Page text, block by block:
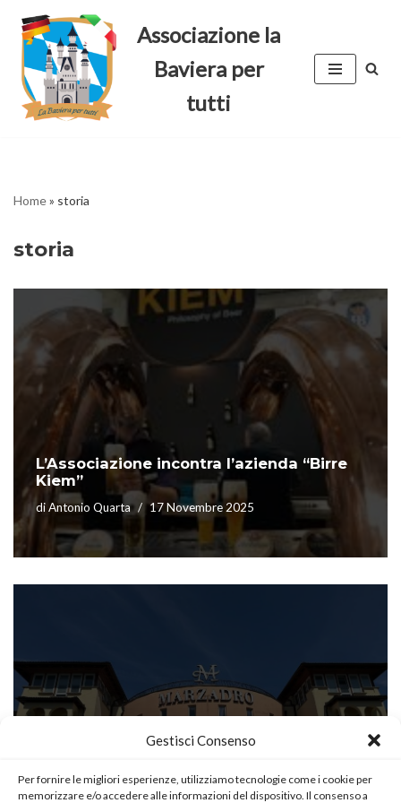
Gestisci Consenso
Per fornire le migliori esperienze, utilizziamo tecnologie come i cookie per
memorizzare e/o accedere alle informazioni del dispositivo. Il consenso a
Vai
contenuto
Associazione la
Baviera per
tutti
Home» storia
storia
L’Associazione incontra l’azienda “Birre
Kiem”
diAntonio Quarta 17 Novembre 2025
“Marzadro” di Trento